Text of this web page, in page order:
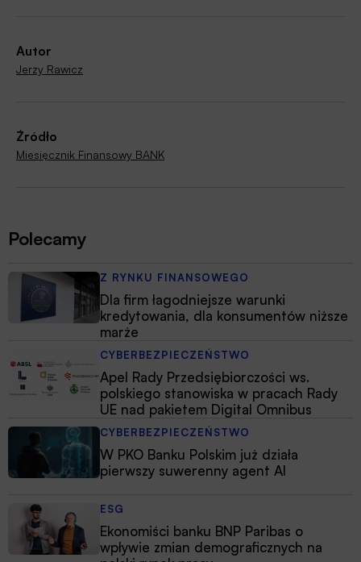
Autor
Jerzy Rawicz
Źródło
Miesięcznik Finansowy BANK
Polecamy
Z RYNKU FINANSOWEGO
Dla firm łagodniejsze warunki
kredytowania, dla konsumentów niższe
marże
CYBERBEZPIECZEŃSTWO
Apel Rady Przedsiębiorczości ws.
polskiego stanowiska w pracach Rady
UE nad pakietem Digital Omnibus
CYBERBEZPIECZEŃSTWO
W PKO Banku Polskim już działa
pierwszy suwerenny agent AI
ESG
Ekonomiści banku BNP Paribas o
wpływie zmian demograficznych na